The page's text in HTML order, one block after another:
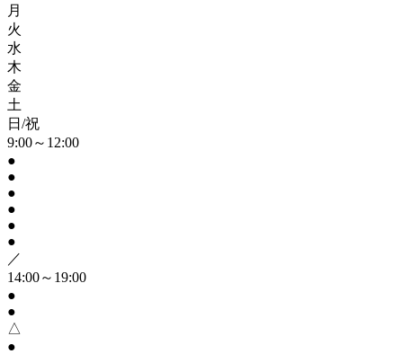
月
火
水
木
金
土
日/祝
9:00～12:00
●
●
●
●
●
●
／
14:00～19:00
●
●
△
●